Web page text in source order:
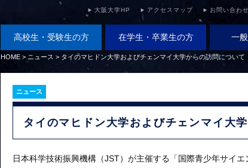
大阪大学HP アクセスマップ お問い合わせ
高校生・受験生の方 在学生・卒業生の方 一
HOME > ニュース > タイのマヒドン大学およびチェンマイ大学からの訪問について
ニュース
タイのマヒドン大学およびチェンマイ大
日本科学技術振興機構（JST）が主催する「国際青少年サイ